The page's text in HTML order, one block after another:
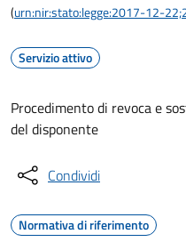
(urn:nir:stato:legge:2017-12-
Servizio attivo
Procedimento di revoca e
del disponente
Condividi
Normativa di riferimento